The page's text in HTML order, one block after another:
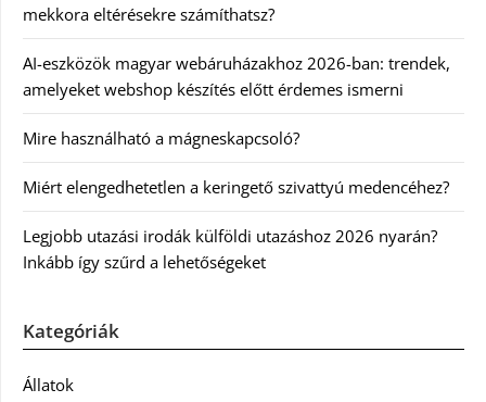
mekkora eltérésekre számíthatsz?
AI-eszközök magyar webáruházakhoz 2026-ban: trendek,
amelyeket webshop készítés előtt érdemes ismerni
Mire használható a mágneskapcsoló?
Miért elengedhetetlen a keringető szivattyú medencéhez?
Legjobb utazási irodák külföldi utazáshoz 2026 nyarán?
Inkább így szűrd a lehetőségeket
Kategóriák
Állatok